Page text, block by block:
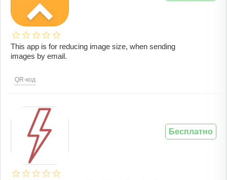
This app is for reducing image size, when sending
images by email.
QR-код
Бесплатно